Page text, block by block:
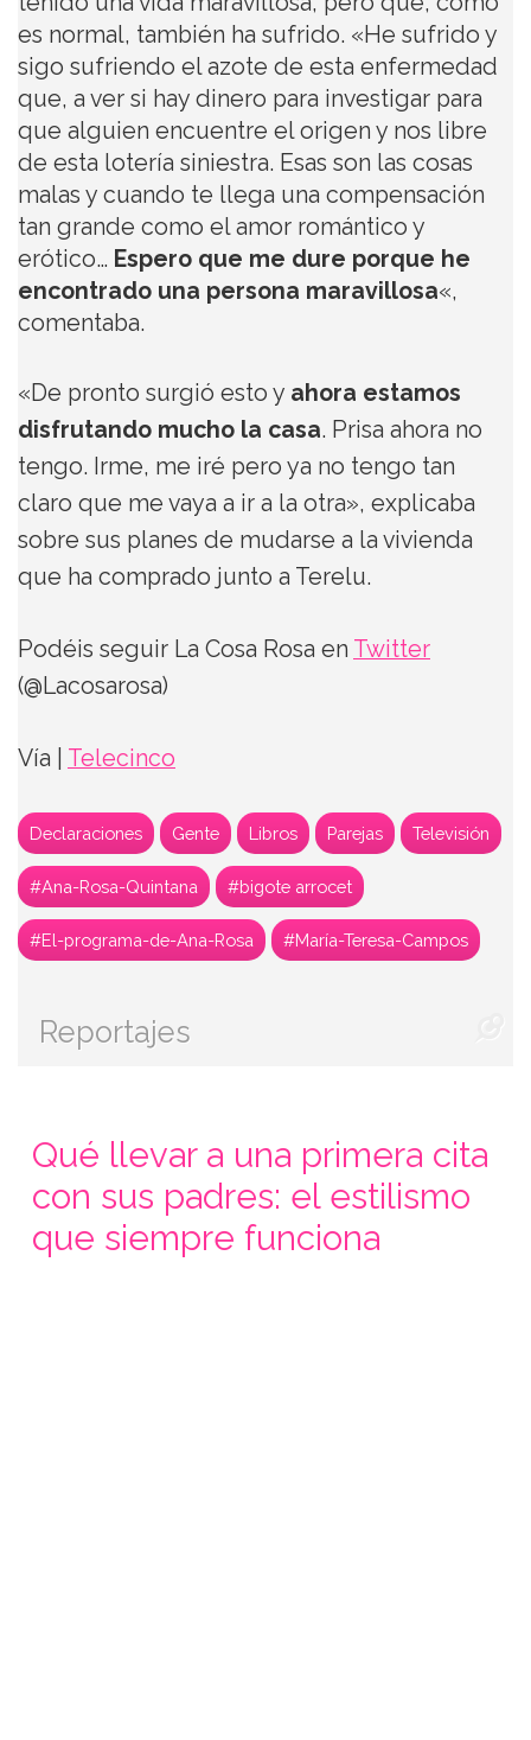
es normal, también ha sufrido. «He sufrido y
sigo sufriendo el azote de esta enfermedad
que, a ver si hay dinero para investigar para
que alguien encuentre el origen y nos libre
de esta lotería siniestra. Esas son las cosas
malas y cuando te llega una compensación
tan grande como el amor romántico y
erótico… Espero que me dure porque he
encontrado una persona maravillosa«,
comentaba.
«De pronto surgió esto y ahora estamos
disfrutando mucho la casa. Prisa ahora no
tengo. Irme, me iré pero ya no tengo tan
claro que me vaya a ir a la otra», explicaba
sobre sus planes de mudarse a la vivienda
que ha comprado junto a Terelu.
Podéis seguir La Cosa Rosa en Twitter
(@Lacosarosa)
Vía | Telecinco
Declaraciones Gente Libros Parejas Televisión
#Ana-Rosa-Quintana #bigote arrocet
#El-programa-de-Ana-Rosa #María-Teresa-Campos
Reportajes
Qué llevar a una primera cita
con sus padres: el estilismo
que siempre funciona